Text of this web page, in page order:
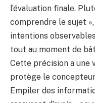
l’évaluation finale.
comprendre le sujet
intentions
tout au moment de
Cette précision a une
protège le
Empiler des